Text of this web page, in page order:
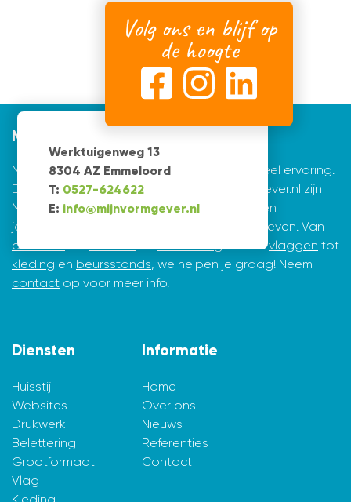
Werktuigenweg 13
8304 AZ Emmeloord
T: 0527-624622
E: info@mijnvormgever.nl
Volg ons en blijf op
de hoogte
Mijnvormgever
Mijnvormgever.nl: een grafisch bedrijf met veel ervaring.
De creatieve ontwerpers achter Mijnvormgever.nl zijn
Marius de Vries en Erik Tijsma. Beiden hebben
jarenlange ervaring in ontwerpen en vormgeven. Van
drukwerk
en vanvlaggen tot
kleding en beursstands, we helpen je graag! Neem
contact op voor meer info.
Diensten
Huisstijl
Websites
Drukwerk
Belettering
Grootformaat
Vlag
Informatie
Home
Over ons
Nieuws
Referenties
Contact